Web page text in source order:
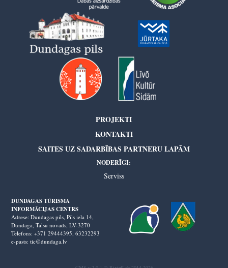
PROJEKTI
KONTAKTI
SAITES UZ SADARBĪBAS PARTNERU LAPĀM
NODERĪGI:
Serviss
DUNDAGAS TŪRISMA
INFORMĀCIJAS CENTRS
Adrese: Dundagas pils, Pils iela 14,
Dundaga, Talsu novads, LV-3270
Telefons: +371 29444395,63232293
e-pasts: tic@dundaga.lv